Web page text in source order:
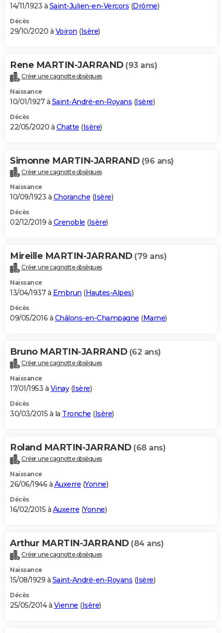
14/11/1923 à Saint-Julien-en-Vercors (Drôme)
Décès
29/10/2020 à Voiron (Isère)
Rene MARTIN-JARRAND (93 ans)
Créer une cagnotte obsèques
Naissance
10/01/1927 à Saint-André-en-Royans (Isère)
Décès
22/05/2020 à Chatte (Isère)
Simonne MARTIN-JARRAND (96 ans)
Créer une cagnotte obsèques
Naissance
10/09/1923 à Choranche (Isère)
Décès
02/12/2019 à Grenoble (Isère)
Mireille MARTIN-JARRAND (79 ans)
Créer une cagnotte obsèques
Naissance
13/04/1937 à Embrun (Hautes-Alpes)
Décès
09/05/2016 à Châlons-en-Champagne (Marne)
Bruno MARTIN-JARRAND (62 ans)
Créer une cagnotte obsèques
Naissance
17/01/1953 à Vinay(Isère)
Décès
30/03/2015 à la Tronche (Isère)
Roland MARTIN-JARRAND (68 ans)
Créer une cagnotte obsèques
Naissance
26/06/1946 à Auxerre (Yonne)
Décès
16/02/2015 à Auxerre (Yonne)
Arthur MARTIN-JARRAND (84 ans)
Créer une cagnotte obsèques
Naissance
15/08/1929 à Saint-André-en-Royans (Isère)
Décès
25/05/2014 à Vienne (Isère)